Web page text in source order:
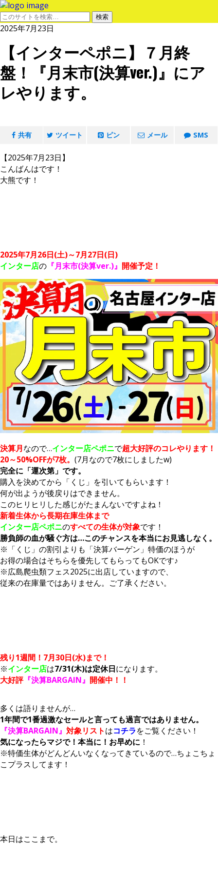
2025年7月23日
【インターペポニ】７月終
盤！『月末市(決算ver.)』にア
レやります。
共有 ツイート ピン メール SMS
【2025年7月23日】
こんばんはです！
大熊です！
2025年7月26日(土)～7月27日(日)
インター店の 『月末市(決算ver.)』 開催予定！
決算月なので…インター店ペポニで超大好評のコレやります！
20～50%OFFが7枚。 (7月なので7枚にしましたw)
完全に「運次第」です。
購入を決めてから「くじ」を引いてもらいます！
何が出ようが後戻りはできません。
このヒリヒリした感じがたまんないですよね！
新着生体から長期在庫生体まで
インター店ペポニのすべての生体が対象です！
勝負師の血が騒ぐ方は…このチャンスを本当にお見逃しなく。
※「くじ」の割引よりも「決算バーゲン」特価のほうが
お得の場合はそちらを優先してもらってもOKです♪
※広島爬虫類フェス2025に出店していますので、
従来の在庫量ではありません。ご了承ください。
残り1週間！7月30日(水)まで！
※インター店は7/31(木)は定休日になります。
大好評『決算BARGAIN』 開催中！！
多くは語りませんが…
1年間で1番過激なセールと言っても過言ではありません。
『決算BARGAIN』 対象リストはコチラをご覧ください！
気になったらマジで！本当に！お早めに ！
※特価生体がどんどんいなくなってきているので…ちょこちょ
こプラスしてます！
本日はここまで。